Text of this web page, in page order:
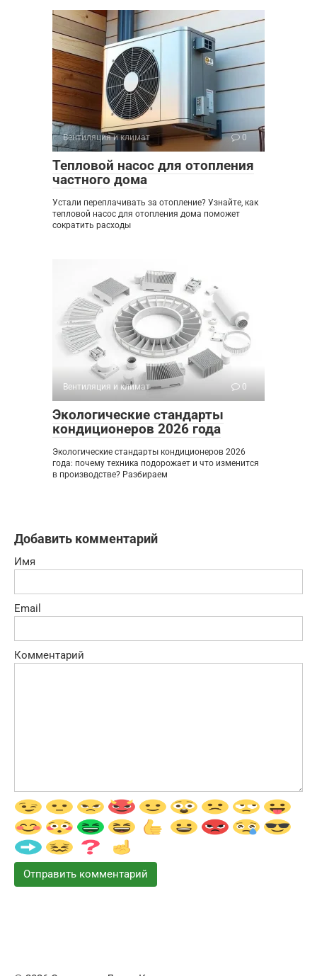
Вентиляция и климат 0
Тепловой насос для отопления
частного дома
Устали переплачивать за отопление? Узнайте, как
тепловой насос для отопления дома поможет
сократить расходы
Вентиляция и климат 0
Экологические стандарты
кондиционеров 2026 года
Экологические стандарты кондиционеров 2026
года: почему техника подорожает и что изменится
в производстве? Разбираем
Добавить комментарий
Имя
Email
Комментарий